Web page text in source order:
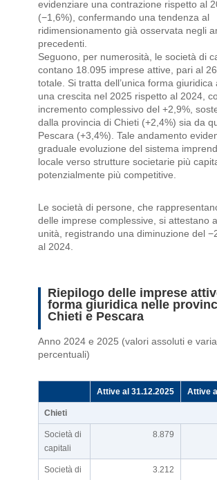
evidenziare una contrazione rispetto al
(−1,6%), confermando una tendenza al
ridimensionamento già osservata negli
precedenti.
Seguono, per numerosità, le società di
contano 18.095 imprese attive, pari al
totale. Si tratta dell’unica forma giuridica
una crescita nel 2025 rispetto al 2024,
incremento complessivo del +2,9%,
dalla provincia di Chieti (+2,4%) sia da
Pescara (+3,4%). Tale andamento
graduale evoluzione del sistema
locale verso strutture societarie più
potenzialmente più competitive.
Le società di persone, che
delle imprese complessive, si attestano
unità, registrando una diminuzione del
al 2024.
Riepilogo delle imprese
forma giuridica nelle
Chieti e Pescara
Anno 2024 e 2025 (valori assoluti e
percentuali)
Attive al 31.12.2025 Attive
Chieti
Società di
capitali
8.879
Società di
3.212